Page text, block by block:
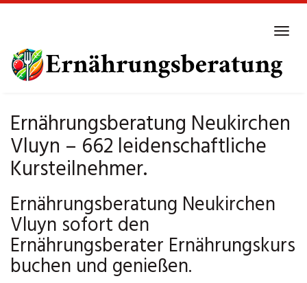
main
content
Ernährungsberatung Neukirchen
Vluyn – 662 leidenschaftliche
Kursteilnehmer.
Ernährungsberatung Neukirchen
Vluyn sofort den
Ernährungsberater Ernährungskurs
buchen und genießen.